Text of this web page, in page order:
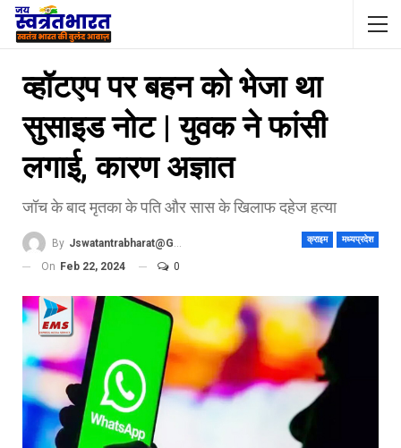
व्हॉटएप पर बहन को भेजा था
सुसाइड नोट | युवक ने फांसी
लगाई, कारण अज्ञात
जॉच के बाद मृतका के पति और सास के खिलाफ दहेज हत्या
क्राइम मध्यप्रदेश
By Jswatantrabharat@gmail.com
On Feb 22, 2024 0